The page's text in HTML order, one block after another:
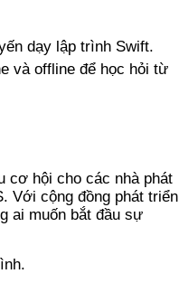
dạy lập trình Swift.
và offline để học hỏi từ
cơ hội cho các nhà phát
Với cộng đồng phát triển
ai muốn bắt đầu sự